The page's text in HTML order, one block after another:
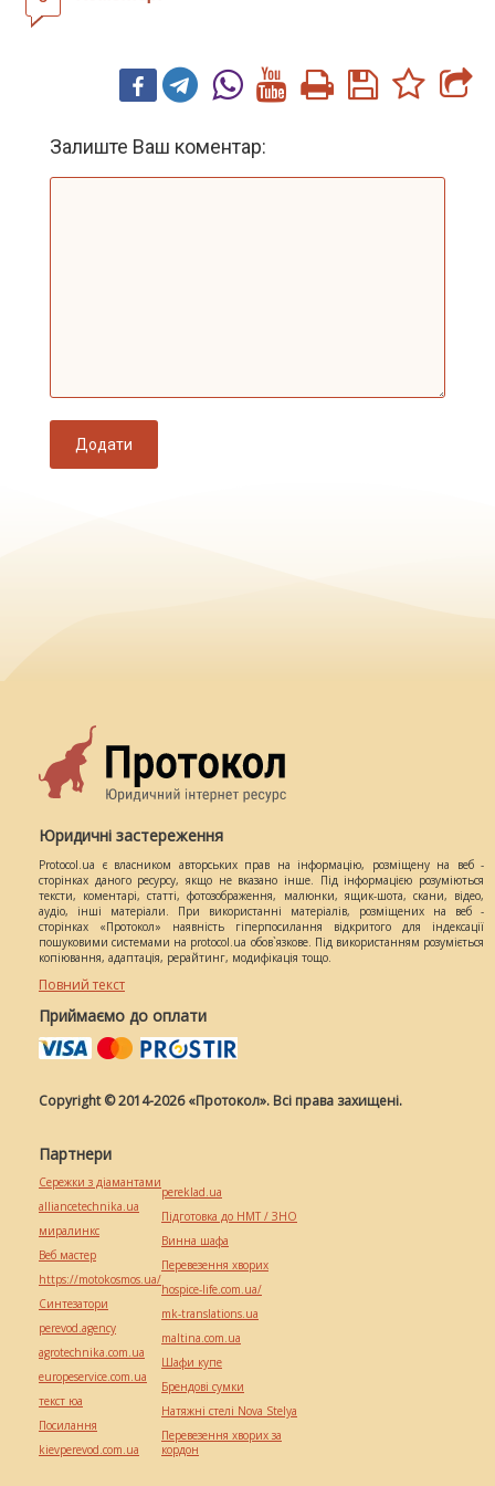
Залиште Ваш коментар:
Додати
Юридичні застереження
Protocol.ua є власником авторських прав на інформацію, розміщену на веб -
сторінках даного ресурсу, якщо не вказано інше. Під інформацією розуміються
тексти, коментарі, статті, фотозображення, малюнки, ящик-шота, скани, відео,
аудіо, інші матеріали. При використанні матеріалів, розміщених на веб -
сторінках «Протокол» наявність гіперпосилання відкритого для індексації
пошуковими системами на protocol.ua обов`язкове. Під використанням розуміється
копіювання, адаптація, рерайтинг, модифікація тощо.
Повний текст
Приймаємо до оплати
Copyright © 2014-2026 «Протокол». Всі права захищені.
Партнери
Сережки з діамантами
alliancetechnika.ua
миралинкс
Веб мастер
https://motokosmos.ua/
Синтезатори
perevod.agency
agrotechnika.com.ua
europeservice.com.ua
текст юа
Посилання
kievperevod.com.ua
pereklad.ua
Підготовка до НМТ / ЗНО
Винна шафа
Перевезення хворих
hospice-life.com.ua/
mk-translations.ua
maltina.com.ua
Шафи купе
Брендові сумки
Натяжні стелі Nova Stelya
Перевезення хворих за
кордон